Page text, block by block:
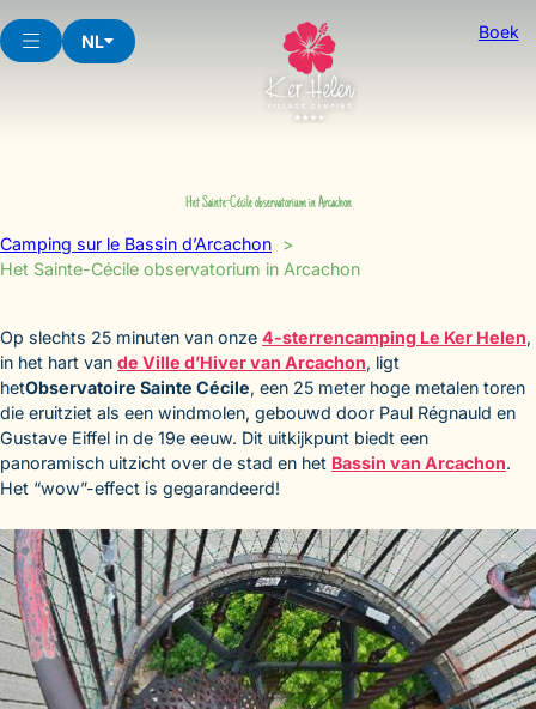
to
content
NL Boek
Het Sainte-Cécile observatorium in Arcachon
Camping sur le Bassin d’Arcachon
Het Sainte-Cécile observatorium in Arcachon
Op slechts 25 minuten van onze 4-sterrencamping Le Ker Helen,
in het hart van de Ville d’Hiver van Arcachon, ligt
hetObservatoire Sainte Cécile, een 25 meter hoge metalen toren
die eruitziet als een windmolen, gebouwd door Paul Régnauld en
Gustave Eiffel in de 19e eeuw. Dit uitkijkpunt biedt een
panoramisch uitzicht over de stad en het Bassin van Arcachon.
Het “wow”-effect is gegarandeerd!